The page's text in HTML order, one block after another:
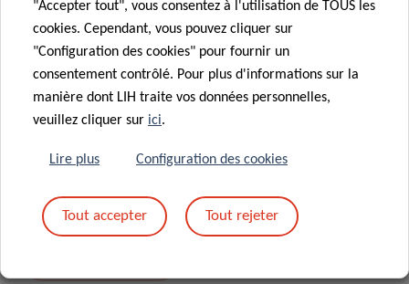
En envoyant votre message, vous acceptez
"Accepter tout", vous consentez à l'utilisation de TOUS les
cookies. Cependant, vous pouvez cliquer sur
"Configuration des cookies" pour fournir un
consentement contrôlé. Pour plus d'informations sur la
manière dont LIH traite vos données personnelles,
veuillez cliquer sur ici.
Lire plus Configuration des cookies
Tout accepter Tout rejeter